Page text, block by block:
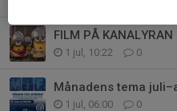
FILM PÅ KANALYRAN
1 jul, 10:22 0
Månadens tema
1 jul, 06:00 0